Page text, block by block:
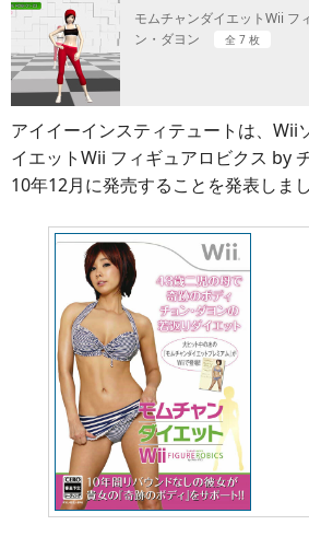
モムチャンダイエットWii フ
ン・ダヨン
全 7 枚
アイイーインスティテュートは、Wii
イエットWii フィギュアロビクス by
10年12月に発売することを発表しまし